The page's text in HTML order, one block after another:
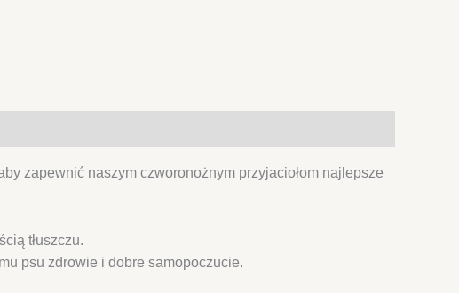
zapewnić naszym czworonożnym przyjaciołom najlepsze
tłuszczu.
psu zdrowie i dobre samopoczucie.